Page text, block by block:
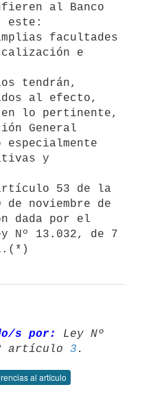
al Banco
este:
e
al efecto,
lo pertinente,
General
y
53 de la
de noviembre de
dada por el
Nº 13.032, de 7
s por:
Ley Nº
artículo 3
al artículo